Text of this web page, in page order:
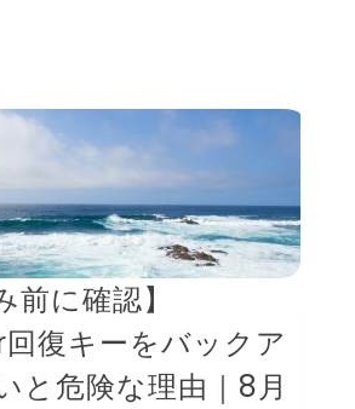
前に確認】
復キーをバックア
と危険な理由｜8月